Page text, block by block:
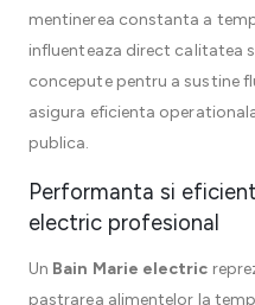
mentinerea constanta a
influenteaza direct calitatea
concepute pentru a sustine
asigura eficienta
publica.
Performanta si
electric profesional
Un Bain Marie electric
pastrarea alimentelor la